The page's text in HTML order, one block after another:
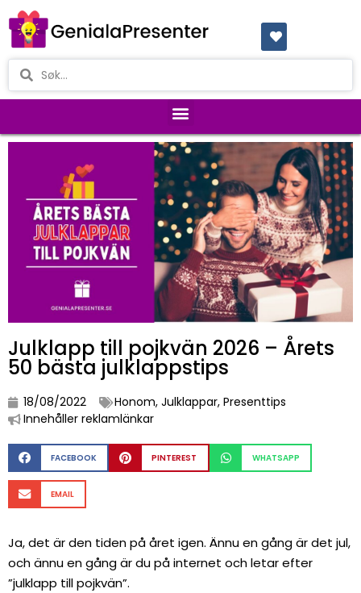
Julklapp till pojkvän 2026 – Årets
50 bästa julklappstips
18/08/2022 Honom, Julklappar, Presenttips
Innehåller reklamlänkar
FACEBOOK PINTEREST WHATSAPP
EMAIL
Ja, det är den tiden på året igen. Ännu en gång är det jul,
och ännu en gång är du på internet och letar efter
”julklapp till pojkvän”.